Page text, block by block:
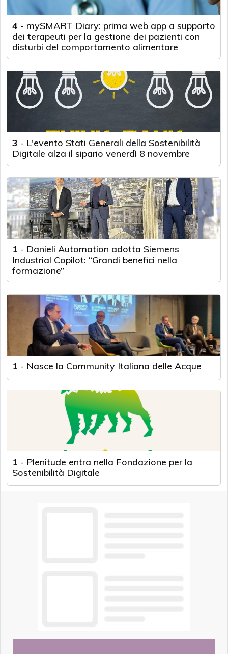
4 - mySMART Diary: prima web app a supporto
dei terapeuti per la gestione dei pazienti con
disturbi del comportamento alimentare
3 - L'evento Stati Generali della Sostenibilità
Digitale alza il sipario venerdì 8 novembre
1 - Danieli Automation adotta Siemens
Industrial Copilot: “Grandi benefici nella
formazione”
1 - Nasce la Community Italiana delle Acque
1 - Plenitude entra nella Fondazione per la
Sostenibilità Digitale